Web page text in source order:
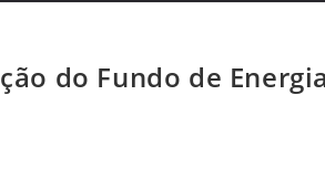
do Fundo de